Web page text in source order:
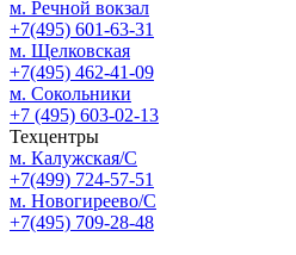
м. Речной вокзал
+7(495) 601-63-31
м. Щелковская
+7(495) 462-41-09
м. Сокольники
+7 (495) 603-02-13
Техцентры
м. Калужская/С
+7(499) 724-57-51
м. Новогиреево/С
+7(495) 709-28-48